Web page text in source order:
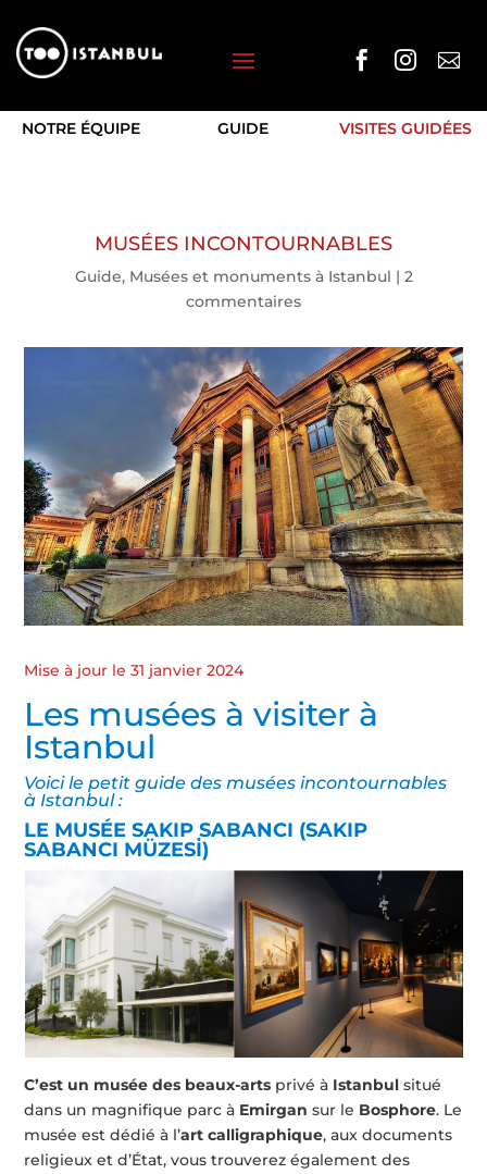
  
NOTRE ÉQUIPE GUIDE VISITES GUIDÉES
MUSÉES INCONTOURNABLES
Guide, Musées et monuments à Istanbul | 2
commentaires
Mise à jour le 31 janvier 2024
Les musées à visiter à
Istanbul
Voici le petit guide des musées incontournables
à Istanbul :
LE MUSÉE SAKIP SABANCI (SAKIP
SABANCI MÜZESİ)
C’est un musée des beaux-arts privé à Istanbul situé
dans un magnifique parc à Emirgan sur le Bosphore. Le
musée est dédié à l’art calligraphique, aux documents
religieux et d’État, vous trouverez également des